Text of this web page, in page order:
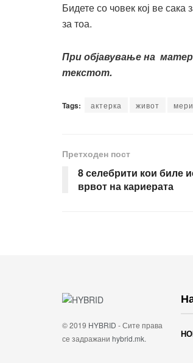
Бидете со човек кој ве
за тоа.
При објавување на
текстот.
Tags: актерка живот
Претходен пост
8 селебрити кои биле
врвот на кариерата
© 2019 HYBRID - Сите права
се задражани hybrid.mk.